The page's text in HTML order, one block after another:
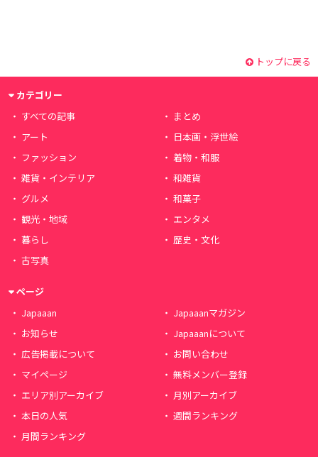
トップに戻る
カテゴリー
すべての記事
まとめ
アート
日本画・浮世絵
ファッション
着物・和服
雑貨・インテリア
和雑貨
グルメ
和菓子
観光・地域
エンタメ
暮らし
歴史・文化
古写真
ページ
Japaaan
Japaaanマガジン
お知らせ
Japaaanについて
広告掲載について
お問い合わせ
マイページ
無料メンバー登録
エリア別アーカイブ
月別アーカイブ
本日の人気
週間ランキング
月間ランキング